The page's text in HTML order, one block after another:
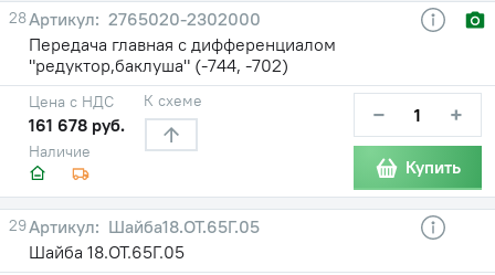
28
2765020-2302000
Передача главная с дифференциалом
"редуктор,баклуша" (-744, -702)
Наличие
Цена с НДС
161 678 руб.
К схеме − +
Купить
29
Шайба18.ОТ.65Г.05
Шайба 18.ОТ.65Г.05